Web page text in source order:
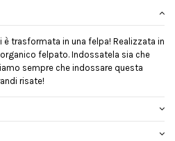
è trasformata in una felpa! Realizzata in
felpato. Indossatela sia che
sempre che indossare questa
risate!